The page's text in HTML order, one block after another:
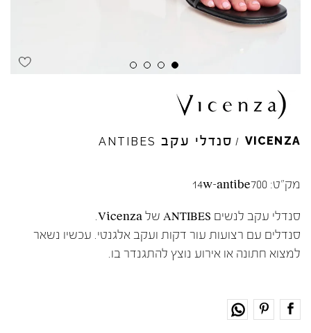
VICENZA
/ סנדלי עקב ANTIBES
מק"ט: 14w-antibe700
סנדלי עקב לנשים ANTIBES של Vicenza.
סנדלים עם רצועות עור דקות ועקב אלגנטי. עכשיו נשאר
למצוא חתונה או אירוע נוצץ להתגנדר בו.